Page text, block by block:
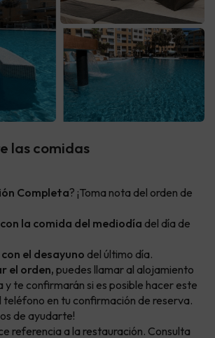
las comidas
Completa? ¡Toma nota del orden de
la comida del mediodía del día de
el desayuno del último día.
el orden, puedes llamar al alojamiento
y te confirmarán si es posible hacer este
teléfono en tu confirmación de reserva.
de ayudarte!
referencia a la restauración. Consulta